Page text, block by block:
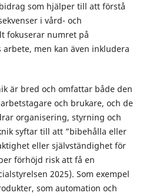
som hjälper till att förstå
i vård- och
fokuserar numret på
men kan även inkludera
är bred och omfattar både den
och brukare, och de
organisering, styrning och
syftar till att ”bibehålla eller
eller självständighet för
förhöjd risk att få en
2025). Som exempel
som automation och